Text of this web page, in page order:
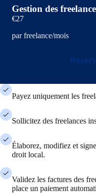
Gestion des
€27
par freelance/mois
Payez uniquement les
Sollicitez des freelances
Élaborez, modifiez et
droit local.
Validez les factures des
place un paiement